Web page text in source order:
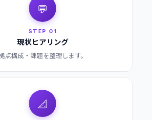
💬
STEP 01
現状ヒアリング
点構成・課題を整理します。
📐